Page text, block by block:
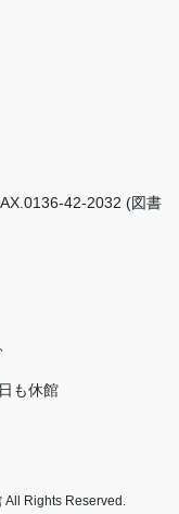
42-2032 (図書
も休館
All Rights Reserved.